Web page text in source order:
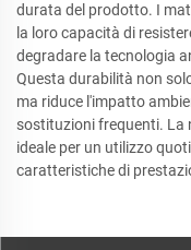
durata del prodotto. I
la loro capacità di
degradare la tecnologia
Questa durabilità non
ma riduce l'impatto
sostituzioni frequenti. La
ideale per un utilizzo
caratteristiche di